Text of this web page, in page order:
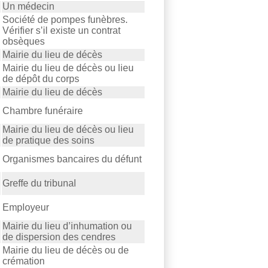
Un médecin
Société de pompes funèbres.
Vérifier s’il existe un contrat
obsèques
Mairie du lieu de décès
Mairie du lieu de décès ou lieu
de dépôt du corps
Mairie du lieu de décès
Chambre funéraire
Mairie du lieu de décès ou lieu
de pratique des soins
Organismes bancaires du défunt
Greffe du tribunal
Employeur
Mairie du lieu d’inhumation ou
de dispersion des cendres
Mairie du lieu de décès ou de
crémation